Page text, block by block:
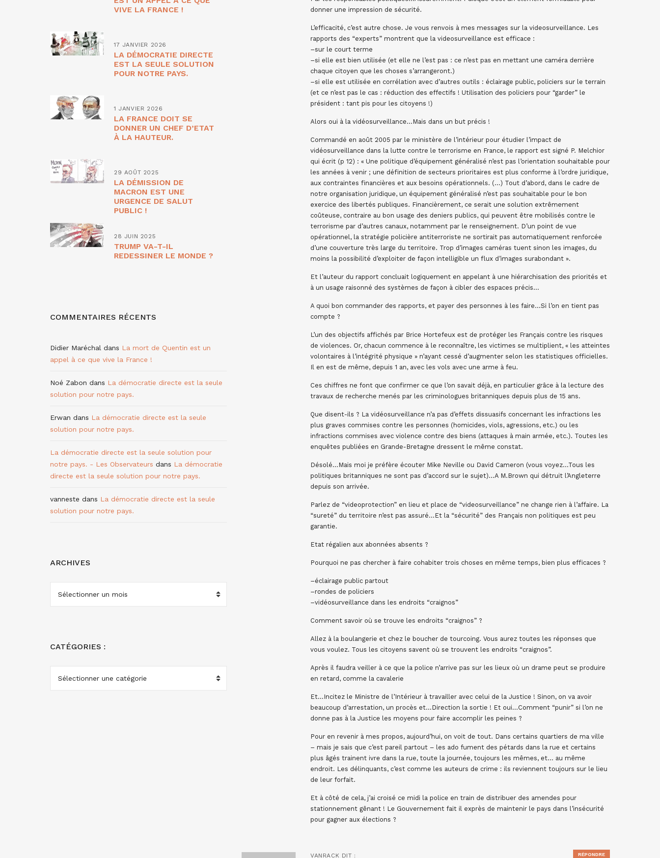
donner une impression de sécurité.
L’efficacité, c’est autre chose. Je vous renvois à mes messages sur la videosurveillance. Les
rapports des “experts” montrent que la videosurveillance est efficace :
–sur le court terme
–si elle est bien utilisée (et elle ne l’est pas : ce n’est pas en mettant une caméra derrière
chaque citoyen que les choses s’arrangeront.)
–si elle est utilisée en corrélation avec d’autres outils : éclairage public, policiers sur le terrain
(et ce n’est pas le cas : réduction des effectifs ! Utilisation des policiers pour “garder” le
président : tant pis pour les citoyens !)
Alors oui à la vidéosurveillance…Mais dans un but précis !
Commandé en août 2005 par le ministère de l’intérieur pour étudier l’impact de
vidéosurveillance dans la lutte contre le terrorisme en France, le rapport est signé P. Melchior
qui écrit (p 12) : « Une politique d’équipement généralisé n’est pas l’orientation souhaitable pour
les années à venir ; une définition de secteurs prioritaires est plus conforme à l’ordre juridique,
aux contraintes financières et aux besoins opérationnels. (…) Tout d’abord, dans le cadre de
notre organisation juridique, un équipement généralisé n’est pas souhaitable pour le bon
exercice des libertés publiques. Financièrement, ce serait une solution extrêmement
coûteuse, contraire au bon usage des deniers publics, qui peuvent être mobilisés contre le
terrorisme par d’autres canaux, notamment par le renseignement. D’un point de vue
opérationnel, la stratégie policière antiterroriste ne sortirait pas automatiquement renforcée
d’une couverture très large du territoire. Trop d’images caméras tuent sinon les images, du
moins la possibilité d’exploiter de façon intelligible un flux d’images surabondant ».
Et l’auteur du rapport concluait logiquement en appelant à une hiérarchisation des priorités et
à un usage raisonné des systèmes de façon à cibler des espaces précis…
A quoi bon commander des rapports, et payer des personnes à les faire…Si l’on en tient pas
compte ?
L’un des objectifs affichés par Brice Hortefeux est de protéger les Français contre les risques
de violences. Or, chacun commence à le reconnaître, les victimes se multiplient, « les atteintes
volontaires à l’intégrité physique » n’ayant cessé d’augmenter selon les statistiques officielles.
Il en est de même, depuis 1 an, avec les vols avec une arme à feu.
Ces chiffres ne font que confirmer ce que l’on savait déjà, en particulier grâce à la lecture des
travaux de recherche menés par les criminologues britanniques depuis plus de 15 ans.
Que disent-ils ? La vidéosurveillance n’a pas d’effets dissuasifs concernant les infractions les
plus graves commises contre les personnes (homicides, viols, agressions, etc.) ou les
infractions commises avec violence contre des biens (attaques à main armée, etc.). Toutes les
enquêtes publiées en Grande-Bretagne dressent le même constat.
Désolé…Mais moi je préfère écouter Mike Neville ou David Cameron (vous voyez…Tous les
politiques britanniques ne sont pas d’accord sur le sujet)…A M.Brown qui détruit l’Angleterre
depuis son arrivée.
Parlez de “videoprotection” en lieu et place de “videosurveillance” ne change rien à l’affaire. La
“sureté” du territoire n’est pas assuré…Et la “sécurité” des Français non politiques est peu
garantie.
Etat régalien aux abonnées absents ?
Pourquoi ne pas chercher à faire cohabiter trois choses en même temps, bien plus efficaces ?
–éclairage public partout
–rondes de policiers
–vidéosurveillance dans les endroits “craignos”
Comment savoir où se trouve les endroits “craignos” ?
Allez à la boulangerie et chez le boucher de tourcoing. Vous aurez toutes les réponses que
vous voulez. Tous les citoyens savent où se trouvent les endroits “craignos”.
Après il faudra veiller à ce que la police n’arrive pas sur les lieux où un drame peut se produire
en retard, comme la cavalerie
Et…Incitez le Ministre de l’Intérieur à travailler avec celui de la Justice ! Sinon, on va avoir
beaucoup d’arrestation, un procès et…Direction la sortie ! Et oui…Comment “punir” si l’on ne
donne pas à la Justice les moyens pour faire accomplir les peines ?
Pour en revenir à mes propos, aujourd’hui, on voit de tout. Dans certains quartiers de ma ville
– mais je sais que c’est pareil partout – les ado fument des pétards dans la rue et certains
plus âgés trainent ivre dans la rue, toute la journée, toujours les mêmes, et… au même
endroit. Les délinquants, c’est comme les auteurs de crime : ils reviennent toujours sur le lieu
de leur forfait.
Et à côté de cela, j’ai croisé ce midi la police en train de distribuer des amendes pour
stationnement gênant ! Le Gouvernement fait il exprès de maintenir le pays dans l’insécurité
pour gagner aux élections ?
VANRACK DIT : RÉPONDRE
VIVE LA FRANCE !
17 JANVIER 2026
LA DÉMOCRATIE DIRECTE
EST LA SEULE SOLUTION
POUR NOTRE PAYS.
1 JANVIER 2026
LA FRANCE DOIT SE
DONNER UN CHEF D’ETAT
À LA HAUTEUR.
29 AOÛT 2025
LA DÉMISSION DE
MACRON EST UNE
URGENCE DE SALUT
PUBLIC !
28 JUIN 2025
TRUMP VA-T-IL
REDESSINER LE MONDE ?
COMMENTAIRES RÉCENTS
Didier Maréchal dans La mort de Quentin est un
appel à ce que vive la France !
Noé Zabon dans La démocratie directe est la seule
solution pour notre pays.
Erwan dans La démocratie directe est la seule
solution pour notre pays.
La démocratie directe est la seule solution pour
notre pays. - Les Observateurs dans La démocratie
directe est la seule solution pour notre pays.
vanneste dans La démocratie directe est la seule
solution pour notre pays.
ARCHIVES
ARCHIVES
CATÉGORIES :
CATÉGORIES